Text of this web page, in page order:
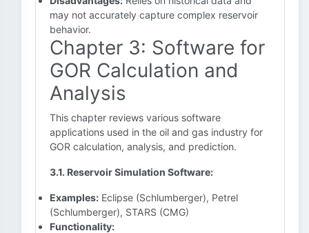
may not accurately capture complex reservoir
behavior.
Chapter 3: Software for
GOR Calculation and
Analysis
This chapter reviews various software
applications used in the oil and gas industry for
GOR calculation, analysis, and prediction.
3.1. Reservoir Simulation Software:
Examples: Eclipse (Schlumberger), Petrel
(Schlumberger), STARS (CMG)
Functionality: